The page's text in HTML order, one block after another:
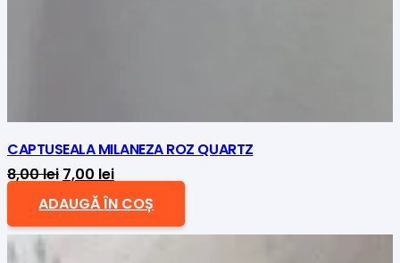
CAPTUSEALA MILANEZA ROZ QUARTZ
8,00lei Prețul
inițial
a
7,00 leiPrețul
curent
este:
ADAUGĂ ÎN COȘ